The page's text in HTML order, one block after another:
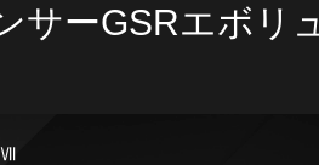
サーGSRエボリ
Ⅶ